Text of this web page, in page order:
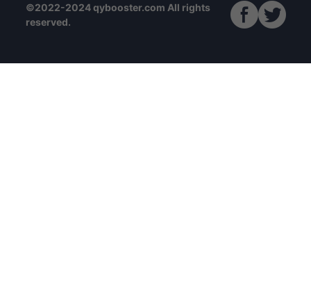
©2022-2024 qybooster.com All rights
reserved.